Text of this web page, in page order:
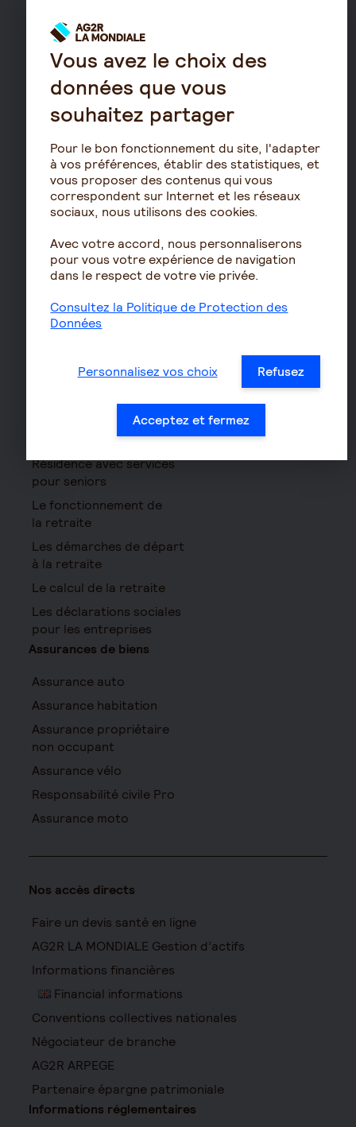
Assurance décès
Assurance obsèques
Garantie Protection Accident
Assurance prévoyance TNS
Assurance homme clé
Prévoyance entreprise
Prévoyance cadre
Épargne
Assurance vie
PERCOL / PERECOL
Résidence avec services
pour seniors
Le fonctionnement de
la retraite
Les démarches de départ
à la retraite
Le calcul de la retraite
Les déclarations sociales
pour les entreprises
Assurances de biens
Assurance auto
Assurance habitation
Assurance propriétaire
non occupant
Assurance vélo
Responsabilité civile Pro
Assurance moto
Nos accès directs
Faire un devis santé en ligne
AG2R LA MONDIALE Gestion d’actifs
Informations financières
Financial informations
Conventions collectives nationales
Négociateur de branche
AG2R ARPEGE
Partenaire épargne patrimoniale
Informations réglementaires
Vous avez le choix des
données que vous
souhaitez partager
Pour le bon fonctionnement du site, l'adapter
à vos préférences, établir des statistiques, et
vous proposer des contenus qui vous
correspondent sur Internet et les réseaux
sociaux, nous utilisons des cookies.
Avec votre accord, nous personnaliserons
pour vous votre expérience de navigation
dans le respect de votre vie privée.
Consultez la Politique de Protection des
Données
Personnalisez vos choix Refusez
Acceptez et fermez